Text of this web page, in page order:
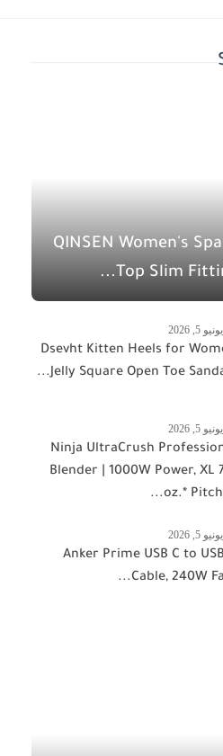
QINSEN Women's
Top Slim
يونيو 5, 2026
Dsevht Kitten Heels for
Jelly Square Open Toe
يونيو 5, 2026
Ninja UltraCrush
Blender | 1000W Power, XL
oz.*
يونيو 5, 2026
Anker Prime USB C to
Cable, 240W